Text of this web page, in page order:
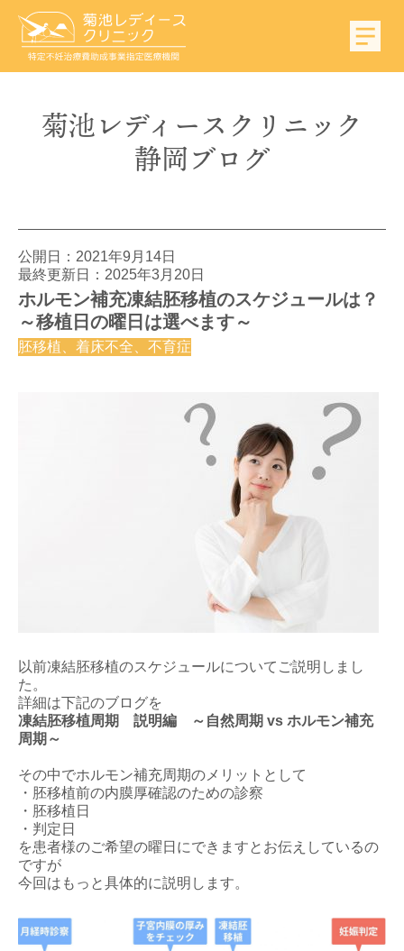
菊池レディース クリニック
静岡ブログ
公開日： 2021年9月14日
最終更新日：2025年3月20日
ホルモン補充凍結胚移植のスケジュールは？
～移植日の曜日は選べます～
胚移植、着床不全、不育症
以前凍結胚移植のスケジュールについてご説明しまし
た。
詳細は下記のブログを
凍結胚移植周期 説明編 ～自然周期 vs ホルモン補充
周期～
その中でホルモン補充周期のメリットとして
・胚移植前の内膜厚確認のための診察
・胚移植日
・判定日
を患者様のご希望の曜日にできますとお伝えしているの
ですが
今回はもっと具体的に説明します。